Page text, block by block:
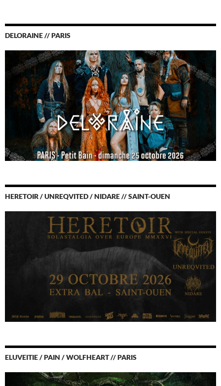
DELORAINE // PARIS
HERETOIR / UNREQVITED / NIDARE // SAINT-OUEN
ELUVEITIE / PAIN / WOLFHEART // PARIS